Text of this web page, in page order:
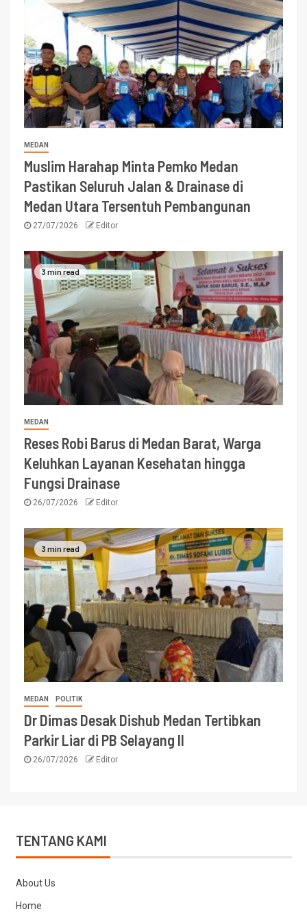
MEDAN
Muslim Harahap Minta Pemko Medan
Pastikan Seluruh Jalan & Drainase di
Medan Utara Tersentuh Pembangunan
27/07/2026 Editor
3 min read
MEDAN
Reses Robi Barus di Medan Barat, Warga
Keluhkan Layanan Kesehatan hingga
Fungsi Drainase
26/07/2026 Editor
3 min read
MEDAN POLITIK
Dr Dimas Desak Dishub Medan Tertibkan
Parkir Liar di PB Selayang II
26/07/2026 Editor
TENTANG KAMI
About Us
Home